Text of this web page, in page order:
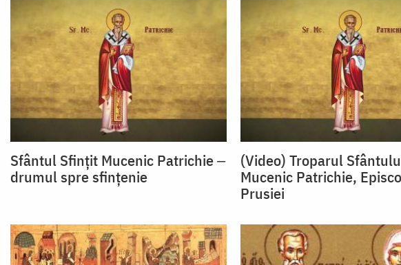
Sfântul Sfințit Mucenic Patrichie ‒
drumul spre sfințenie
(Video) Troparul
Mucenic Patrichie,
Prusiei